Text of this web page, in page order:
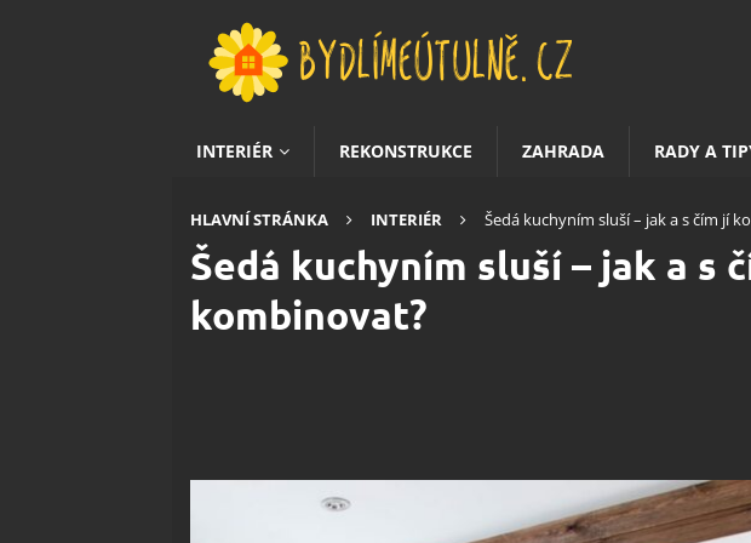
INTERIÉR REKONSTRUKCE ZAHRADA RADY A
HLAVNÍ STRÁNKA INTERIÉR Šedá kuchyním sluší – jak a s čím jí
Šedá kuchyním sluší – jak a s
kombinovat?